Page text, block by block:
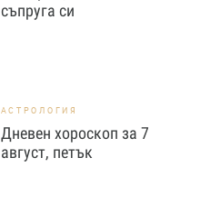
съпруга си
АСТРОЛОГИЯ
Дневен хороскоп за 7
август, петък